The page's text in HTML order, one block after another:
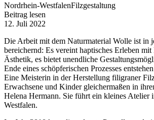
Nordrhein-WestfalenFilzgestaltung
Beitrag lesen
12. Juli 2022
Die Arbeit mit dem Naturmaterial Wolle ist in
bereichernd: Es vereint haptisches Erleben
Ästhetik, es bietet unendliche
Ende eines schöpferischen Prozesses
Eine Meisterin in der Herstellung filigraner
Erwachsene und Kinder gleichermaßen in
Helena Hermann. Sie führt ein kleines Atelier
Westfalen.